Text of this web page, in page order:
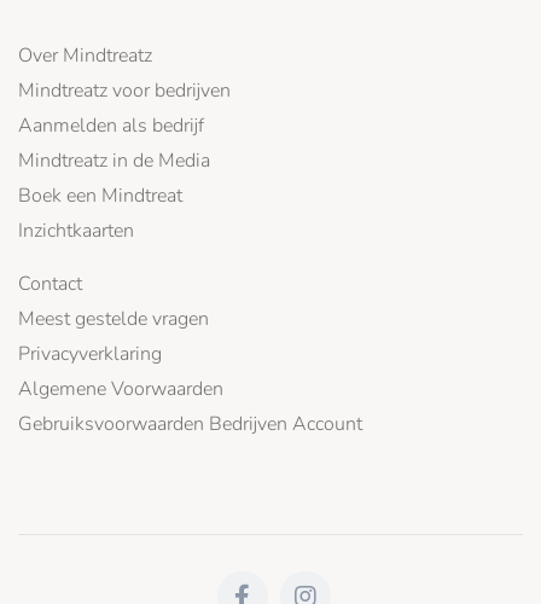
Over Mindtreatz
Mindtreatz voor bedrijven
Aanmelden als bedrijf
Mindtreatz in de Media
Boek een Mindtreat
Inzichtkaarten
Contact
Meest gestelde vragen
Privacyverklaring
Algemene Voorwaarden
Gebruiksvoorwaarden Bedrijven Account